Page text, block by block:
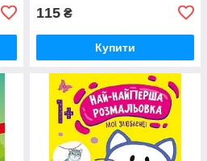
115 ₴
Купити